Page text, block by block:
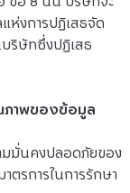
ห่งการปฏิเสธจัด
ริษัทซึ่งปฏิเสธ
ภาพของข้อมูล
มั่นคงปลอดภัยของ
รการในการรักษา